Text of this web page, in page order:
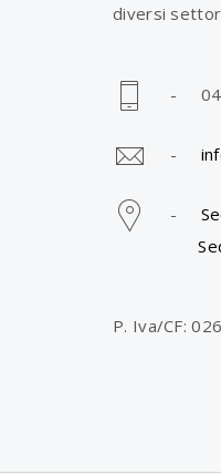
diversi
-
-
-
Sede
P. Iva/CF: